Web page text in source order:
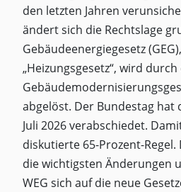
den letzten Jahren
ändert sich die Rechtslage
Gebäudeenergiegesetz
„Heizungsgesetz“, wird durch
abgelöst. Der Bundestag hat
Juli 2026 verabschiedet.
diskutierte 65-Prozent-
die wichtigsten Änderungen
WEG sich auf die neue